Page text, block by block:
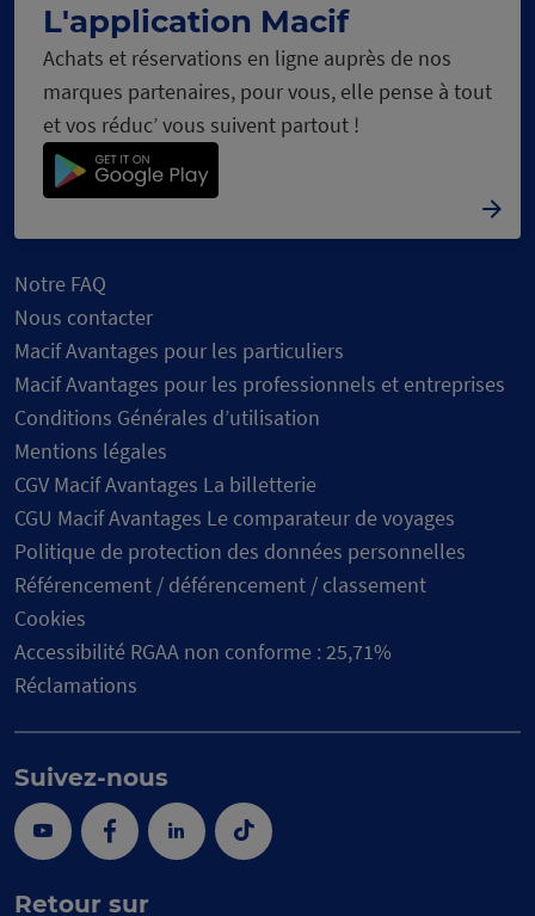
L'application Macif
Achats et réservations en ligne auprès de nos
marques partenaires, pour vous, elle pense à tout
et vos réduc’ vous suivent partout !
Notre FAQ
Nous contacter
Macif Avantages pour les particuliers
Macif Avantages pour les professionnels et entreprises
Conditions Générales d’utilisation
Mentions légales
CGV Macif Avantages La billetterie
CGU Macif Avantages Le comparateur de voyages
Politique de protection des données personnelles
Référencement / déférencement / classement
Cookies
Accessibilité RGAA non conforme : 25,71%
Réclamations
Suivez-nous
YoutubeFacebookLinkedinTik
Tok
Retour sur